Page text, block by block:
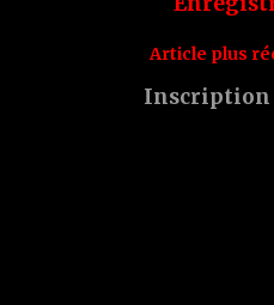
Article plus
Inscription